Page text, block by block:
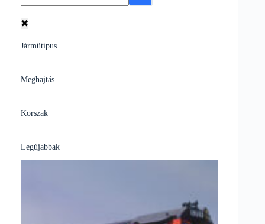
✖
Járműtípus
Meghajtás
Korszak
Legújabbak